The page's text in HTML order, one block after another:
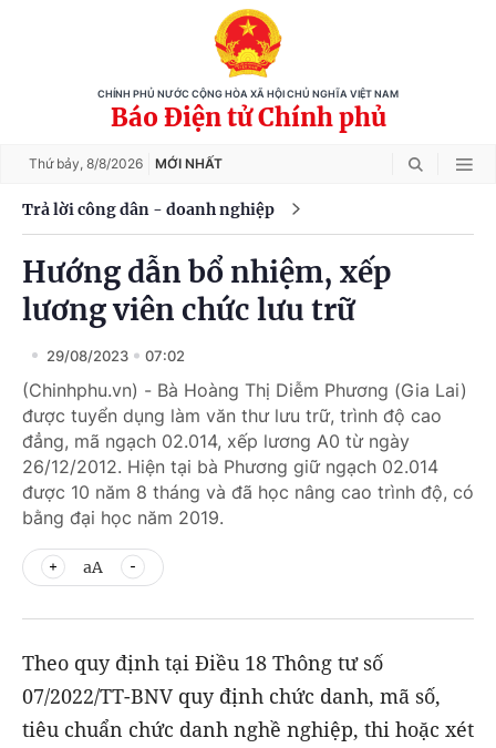
CHÍNH PHỦ NƯỚC CỘNG HÒA XÃ HỘI CHỦ NGHĨA VIỆT NAM
Báo Điện tử Chính phủ
Thứ bảy, 8/8/2026 MỚI NHẤT
Trả lời công dân - doanh nghiệp
Hướng dẫn bổ nhiệm, xếp
lương viên chức lưu trữ
29/08/2023 07:02
(Chinhphu.vn) - Bà Hoàng Thị Diễm Phương (Gia Lai)
được tuyển dụng làm văn thư lưu trữ, trình độ cao
đẳng, mã ngạch 02.014, xếp lương A0 từ ngày
26/12/2012. Hiện tại bà Phương giữ ngạch 02.014
được 10 năm 8 tháng và đã học nâng cao trình độ, có
bằng đại học năm 2019.
aA
Theo quy định tại Điều 18 Thông tư số
07/2022/TT-BNV quy định chức danh, mã số,
tiêu chuẩn chức danh nghề nghiệp, thi hoặc xét